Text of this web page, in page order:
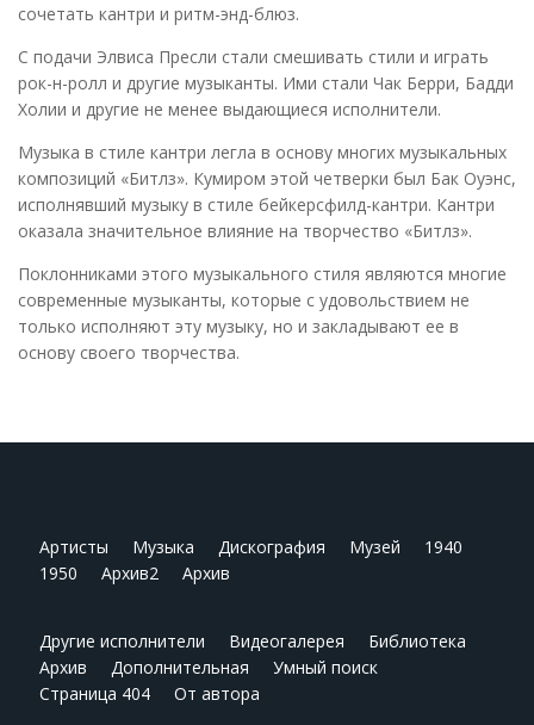
сочетать кантри и ритм-энд-блюз.
С подачи Элвиса Пресли стали смешивать стили и играть
рок-н-ролл и другие музыканты. Ими стали Чак Берри, Бадди
Холии и другие не менее выдающиеся исполнители.
Музыка в стиле кантри легла в основу многих музыкальных
композиций «Битлз». Кумиром этой четверки был Бак Оуэнс,
исполнявший музыку в стиле бейкерсфилд-кантри. Кантри
оказала значительное влияние на творчество «Битлз».
Поклонниками этого музыкального стиля являются многие
современные музыканты, которые с удовольствием не
только исполняют эту музыку, но и закладывают ее в
основу своего творчества.
Артисты Музыка Дискография Музей
1940
1950
Архив2 Архив
Другие исполнители Видеогалерея
Библиотека
Архив
Дополнительная
Умный поиск
Страница 404
От автора